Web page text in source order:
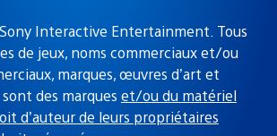
Interactive Entertainment. Tous
de jeux, noms commerciaux et/ou
marques, œuvres d’art et
des marques et/ou du matériel
d’auteur de leurs propriétaires